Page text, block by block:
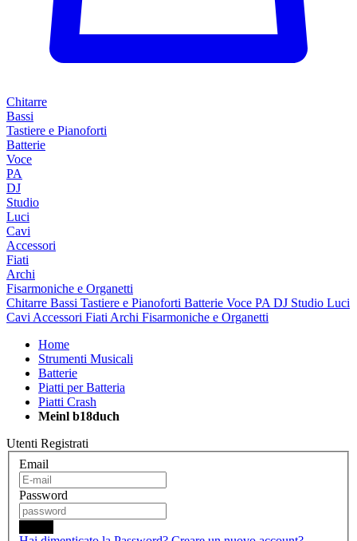
Chitarre
Bassi
Tastiere e Pianoforti
Batterie
Voce
PA
DJ
Studio
Luci
Cavi
Accessori
Fiati
Archi
Fisarmoniche e Organetti
Chitarre Bassi Tastiere e Pianoforti Batterie Voce PA DJ Studio Luci
Cavi Accessori Fiati Archi Fisarmoniche e Organetti
Home
Strumenti Musicali
Batterie
Piatti per Batteria
Piatti Crash
Meinl b18duch
Utenti Registrati
Email
Password